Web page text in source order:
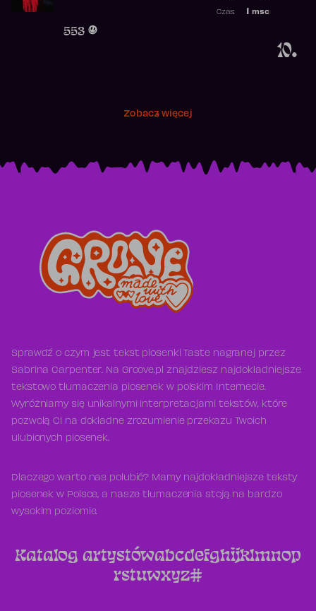
10.
553
msc
Czas:
Zobacz więcej
Sprawdź o czym jest tekst piosenki Taste nagranej przez
Sabrina Carpenter. Na Groove.pl znajdziesz najdokładniejsze
tekstowo tłumaczenia piosenek w polskim Internecie.
Wyróżniamy się unikalnymi interpretacjami tekstów, które
pozwolą Ci na dokładne zrozumienie przekazu Twoich
ulubionych piosenek.
Dlaczego warto nas polubić? Mamy najdokładniejsze teksty
piosenek w Polsce, a nasze tłumaczenia stoją na bardzo
wysokim poziomie.
Katalog artystówabcdefghijklmnop
rstuwxyz#